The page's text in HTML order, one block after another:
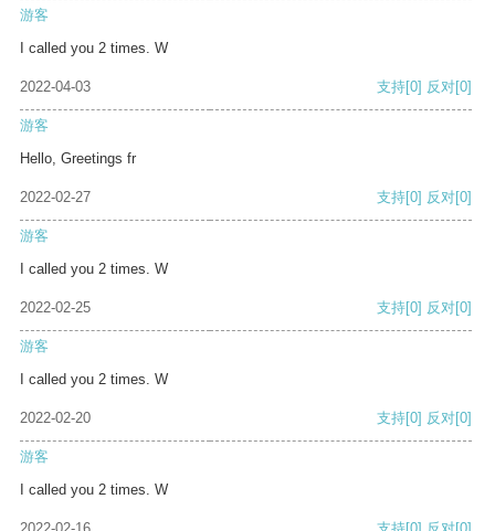
游客
I called you 2 times. W
2022-04-03 支持[0] 反对[0]
游客
Hello, Greetings fr
2022-02-27 支持[0] 反对[0]
游客
I called you 2 times. W
2022-02-25 支持[0] 反对[0]
游客
I called you 2 times. W
2022-02-20 支持[0] 反对[0]
游客
I called you 2 times. W